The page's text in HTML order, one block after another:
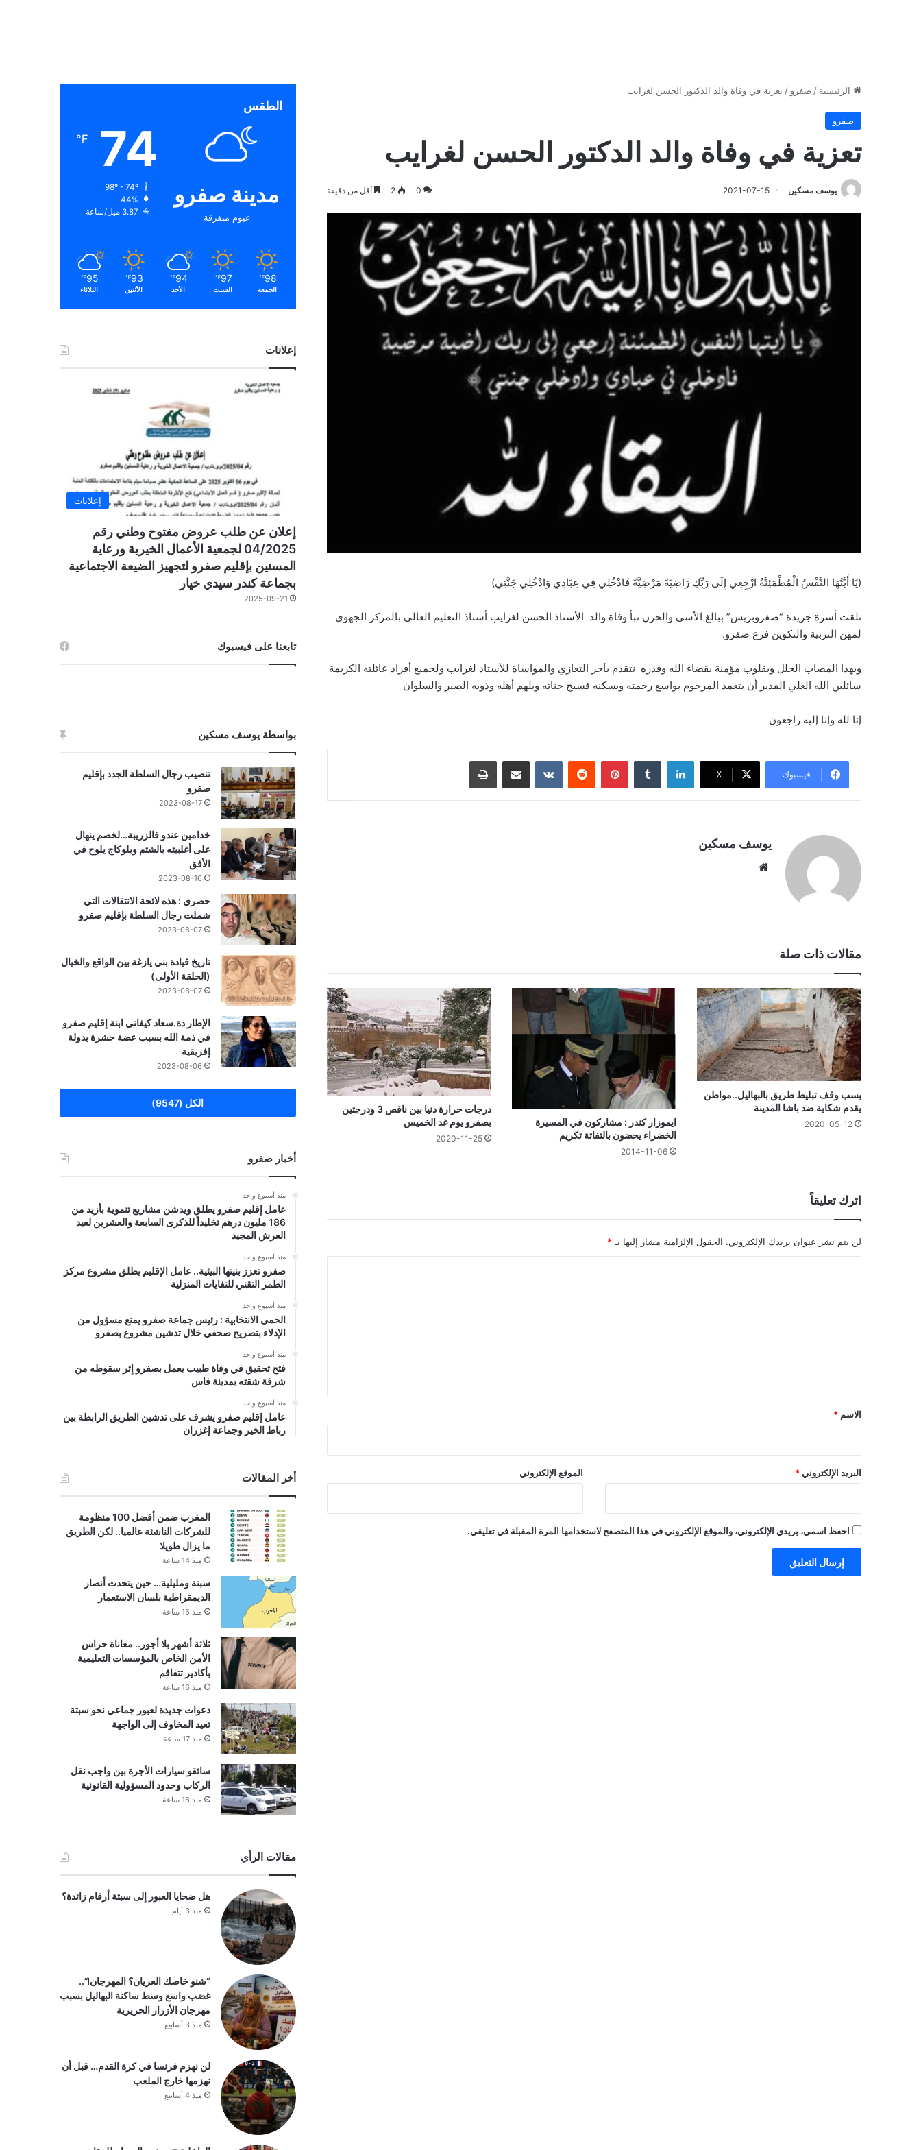
الرئيسية / صفرو / تعزية في وفاة والد الدكتور الحسن لغرايب
صفرو
تعزية في وفاة والد الدكتور الحسن لغرايب
يوسف مسكين 2021-07-15
0
2 أقل من دقيقة
(يَا أَيَّتُهَا النَّفْسُ الْمُطْمَئِنَّةُ ارْجِعِي إِلَى رَبِّكِ رَاضِيَةً مَرْضِيَّةً فَادْخُلِي فِي عِبَادِي وَادْخُلِي جَنَّتِي)
تلقت أسرة جريدة “صفروبريس” ببالغ الأسى والحزن نبأ وفاة والد الأستاذ الحسن لغرايب أستاذ التعليم العالي بالمركز الجهوي
لمهن التربية والتكوين فرع صفرو.
وبهذا المصاب الجلل وبقلوب مؤمنة بقضاء الله وقدره نتقدم بأحر التعازي والمواساة للآستاذ لغرايب ولجميع أفراد عائلته الكريمة
سائلين الله العلي القدير أن يتغمد المرحوم بواسع رحمته ويسكنه فسيح جناته ويلهم أهله وذويه الصبر والسلوان
إنا لله وإنا إليه راجعون
فيسبوك ‫X
لينكدإن بينتيريست مشاركة عبر البريد طباعة
يوسف مسكين
مقالات ذات صلة
بسب وقف تبليط طريق بالبهاليل..مواطن
يقدم شكاية ضد باشا المدينة
2020-05-12
ايموزار كندر : مشاركون في المسيرة
الخضراء يحضون بالتفاتة تكريم
2014-11-06
درجات حرارة دنيا بين ناقص 3 ودرجتين
بصفرو يوم غد الخميس
2020-11-25
اترك تعليقاً
لن يتم نشر عنوان بريدك الإلكتروني. الحقول الإلزامية مشار إليها بـ *
*
الاسم *
البريد الإلكتروني * الموقع الإلكتروني
احفظ اسمي، بريدي الإلكتروني، والموقع الإلكتروني في هذا المتصفح لاستخدامها المرة المقبلة في تعليقي.
الطقس
مدينة صفرو
غيوم متفرقة
74
℉
44%
3.87 ميل/ساعة
98
℉
الجمعة
97
℉
السبت
94
℉
الأحد
93
℉
الأثنين
95
℉
الثلاثاء
إعلانات
إعلانات
إعلان عن طلب عروض مفتوح وطني رقم
04/2025 لجمعية الأعمال الخيرية ورعاية
المسنين بإقليم صفرو لتجهيز الضيعة الاجتماعية
بجماعة كندر سيدي خيار
2025-09-21
تابعنا على فيسبوك
بواسطة يوسف مسكين
تنصيب رجال السلطة الجدد بإقليم
صفرو
2023-08-17
خدامين عندو فالزريبة…لخصم ينهال
على أغلبيته بالشتم وبلوكاج يلوح في
الأفق
2023-08-16
حصري : هذه لائحة الانتقالات التي
شملت رجال السلطة بإقليم صفرو
2023-08-07
تاريخ قيادة بني يازغة بين الواقع والخيال
(الحلقة الأولى)
2023-08-07
الإطار دة.سعاد كيفاني ابنة إقليم صفرو
في ذمة الله بسبب عضة حشرة بدولة
إفريقية
2023-08-06
الكل (9547)
أخبار صفرو
منذ أسبوع واحد
عامل إقليم صفرو يطلق ويدشن مشاريع تنموية بأزيد من
186 مليون درهم تخليداً للذكرى السابعة والعشرين لعيد
العرش المجيد
منذ أسبوع واحد
صفرو تعزز بنيتها البيئية.. عامل الإقليم يطلق مشروع مركز
الطمر التقني للنفايات المنزلية
منذ أسبوع واحد
الحمى الانتخابية : رئيس جماعة صفرو يمنع مسؤول من
الإدلاء بتصريح صحفي خلال تدشين مشروع بصفرو
منذ أسبوع واحد
فتح تحقيق في وفاة طبيب يعمل بصفرو إثر سقوطه من
شرفة شقته بمدينة فاس
منذ أسبوع واحد
عامل إقليم صفرو يشرف على تدشين الطريق الرابطة بين
رباط الخير وجماعة إغزران
أخر المقالات
المغرب ضمن أفضل 100 منظومة
للشركات الناشئة عالميا.. لكن الطريق
ما يزال طويلا
منذ 14 ساعة
سبتة ومليلية… حين يتحدث أنصار
الديمقراطية بلسان الاستعمار
منذ 15 ساعة
ثلاثة أشهر بلا أجور.. معاناة حراس
الأمن الخاص بالمؤسسات التعليمية
بأكادير تتفاقم
منذ 16 ساعة
دعوات جديدة لعبور جماعي نحو سبتة
تعيد المخاوف إلى الواجهة
منذ 17 ساعة
سائقو سيارات الأجرة بين واجب نقل
الركاب وحدود المسؤولية القانونية
منذ 18 ساعة
مقالات الرأي
هل ضحايا العبور إلى سبتة أرقام زائدة؟
منذ 3 أيام
“شنو خاصك العريان؟ المهرجان!”..
غضب واسع وسط ساكنة البهاليل بسبب
مهرجان الأزرار الحريرية
منذ 3 أسابيع
لن نهزم فرنسا في كرة القدم… قبل أن
نهزمها خارج الملعب
منذ 4 أسابيع